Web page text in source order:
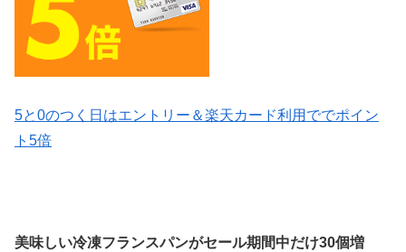
5と0のつく日はエントリー＆楽天カード利用ででポイン
ト5倍
美味しい冷凍フランスパンがセール期間中だけ30個増